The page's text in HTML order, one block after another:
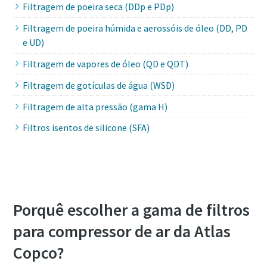
Filtragem de poeira seca (DDp e PDp)
Filtragem de poeira húmida e aerossóis de óleo (DD, PD
e UD)
Filtragem de vapores de óleo (QD e QDT)
Filtragem de gotículas de água (WSD)
Filtragem de alta pressão (gama H)
Filtros isentos de silicone (SFA)
Porquê escolher a gama de filtros
para compressor de ar da Atlas
Copco?